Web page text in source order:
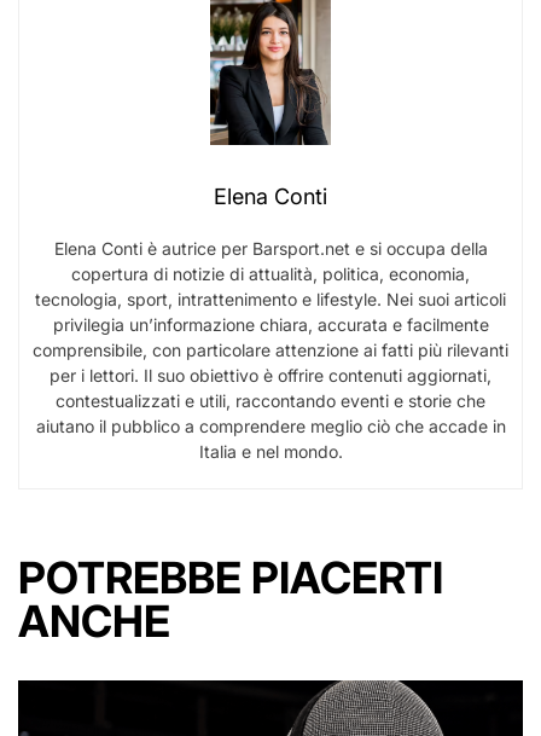
Elena Conti
Elena Conti è autrice per Barsport.net e si occupa della
copertura di notizie di attualità, politica, economia,
tecnologia, sport, intrattenimento e lifestyle. Nei suoi articoli
privilegia un’informazione chiara, accurata e facilmente
comprensibile, con particolare attenzione ai fatti più rilevanti
per i lettori. Il suo obiettivo è offrire contenuti aggiornati,
contestualizzati e utili, raccontando eventi e storie che
aiutano il pubblico a comprendere meglio ciò che accade in
Italia e nel mondo.
POTREBBE PIACERTI
ANCHE